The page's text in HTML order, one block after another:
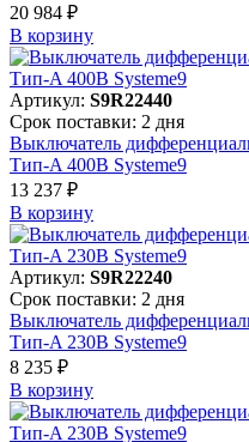
20 984 ₽
В корзинy
Артикул: S9R22440
Срок поставки: 2 дня
Выключатель
Тип-A 400В Systeme9
13 237 ₽
В корзинy
Артикул: S9R22240
Срок поставки: 2 дня
Выключатель
Тип-A 230В Systeme9
8 235 ₽
В корзинy